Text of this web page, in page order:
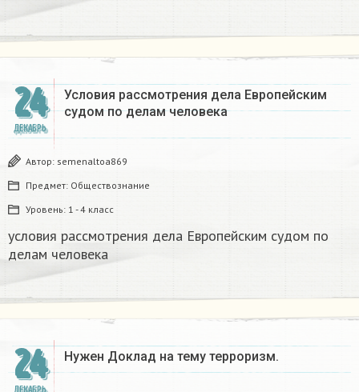
24
ДЕКАБРЬ
Условия рассмотрения дела Европейским
судом по делам человека
Автор: semenaltoa869
Предмет: Обществознание
Уровень: 1 - 4 класс
условия рассмотрения дела Европейским судом по
делам человека
24 Нужен Доклад на тему терроризм.